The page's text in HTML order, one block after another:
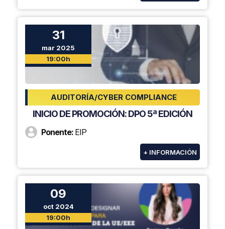
31
mar 2025
19:00h
AUDITORÍA/CYBER COMPLIANCE
INICIO DE PROMOCIÓN: DPO 5ª EDICIÓN
Ponente: EIP
+ INFORMACIÓN
09
oct 2024
19:00h